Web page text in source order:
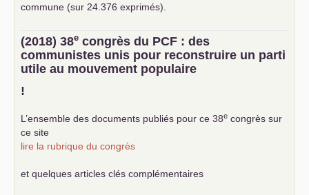
commune (sur 24.376 exprimés).
(2018) 38e congrès du PCF : des
communistes unis pour reconstruire un parti
utile au mouvement populaire
!
L’ensemble des documents publiés pour ce 38e congrès sur
ce site
lire la rubrique du congrès
et quelques articles clés complémentaires